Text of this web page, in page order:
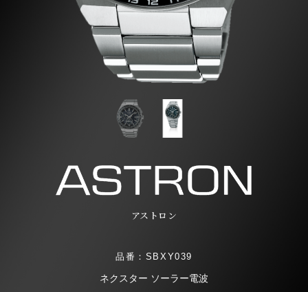
アストロン
品番：SBXY039
ネクスター ソーラー電波